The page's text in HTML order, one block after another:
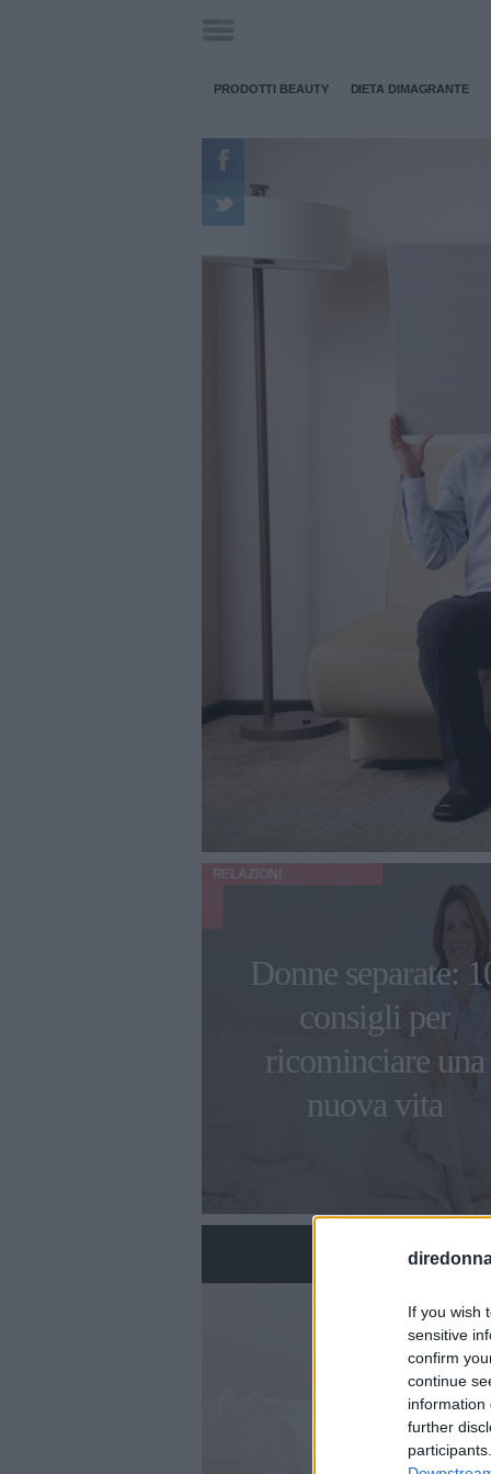
If you wish
sensitive
confirm
continue
information
further
PRODOTTI BEAUTY DIETA DIMAGRANTE
RELAZIONI
Donne separate:
consigli per
ricominciare una
nuova vita